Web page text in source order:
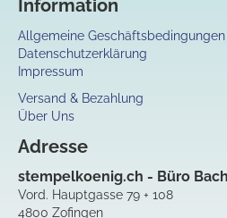
Information
Allgemeine Geschäftsbedingungen
Datenschutzerklärung
Impressum
Versand & Bezahlung
Über Uns
Adresse
stempelkoenig.ch - Büro
Vord. Hauptgasse 79 + 108
4800 Zofingen